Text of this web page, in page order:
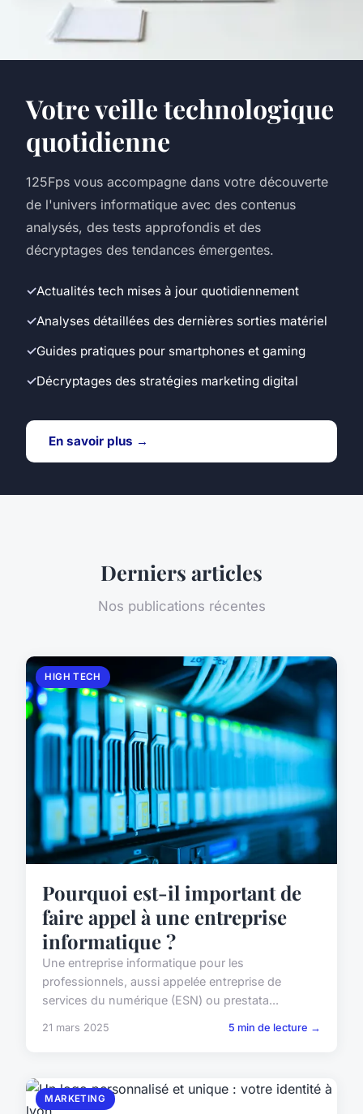
Votre veille technologique
quotidienne
125Fps vous accompagne dans votre découverte
de l'univers informatique avec des contenus
analysés, des tests approfondis et des
décryptages des tendances émergentes.
Actualités tech mises à jour quotidiennement
Analyses détaillées des dernières sorties matériel
Guides pratiques pour smartphones et gaming
Décryptages des stratégies marketing digital
En savoir plus →
Derniers articles
Nos publications récentes
HIGH TECH
Pourquoi est-il important de
faire appel à une entreprise
informatique ?
Une entreprise informatique pour les
professionnels, aussi appelée entreprise de
services du numérique (ESN) ou prestata...
21 mars 2025 5 min de lecture →
MARKETING